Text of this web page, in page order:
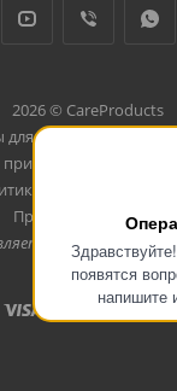
появятся
напишите
2026 © CareProducts
использования
при занятиях спортом
Продвижение сайта
публичной